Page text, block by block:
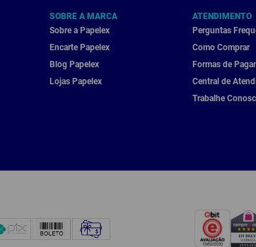
SOBRE A MARCA
Sobre a Papelex
Encarte Papelex
Blog Papelex
Lojas Papelex
ATENDIMENTO
Perguntas
Como Comprar
Formas de
Central de
Trabalhe